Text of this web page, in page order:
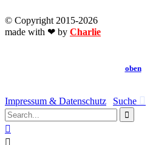
© Copyright 2015-2026
made with ❤ by Charlie
oben↑
Impressum & Datenschutz Suche 


